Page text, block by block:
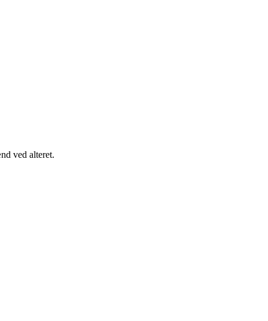
ved alteret.